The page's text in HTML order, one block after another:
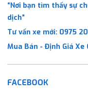
“Nơi bạn tìm thấy sự
dịch”
Tư vấn xe mới: 0975
Mua Bán - Định Giá Xe
FACEBOOK